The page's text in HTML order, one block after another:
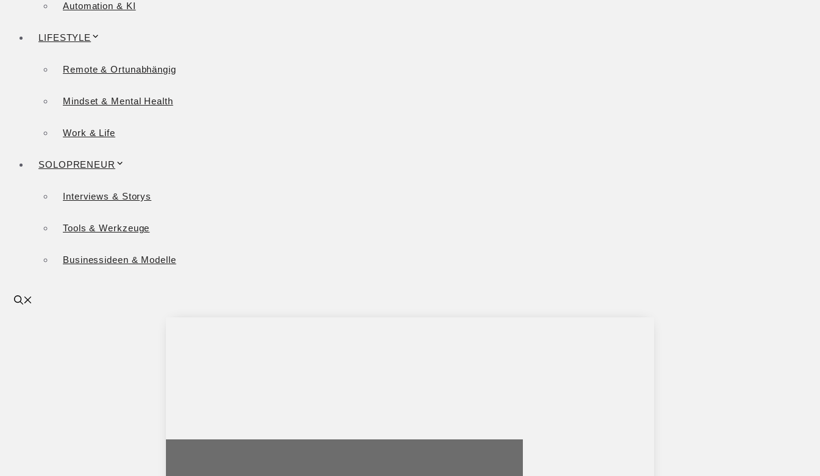
Automation & KI
LIFESTYLE
Remote & Ortunabhängig
Mindset & Mental Health
Work & Life
SOLOPRENEUR
Interviews & Storys
Tools & Werkzeuge
Businessideen & Modelle